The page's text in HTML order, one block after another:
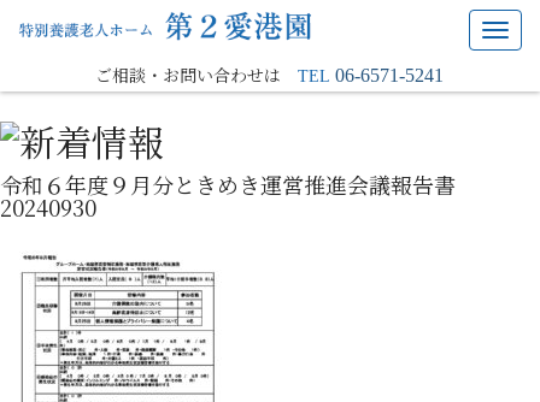
ご相談・お問い合わせはTEL 06-6571-5241
令和６年度９月分ときめき運営推進会議報告書
20240930